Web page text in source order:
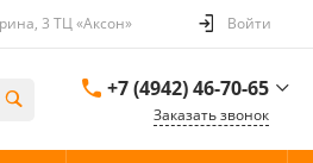
3 ТЦ «Аксон» Войти
+7 (4942) 46-70-65
Заказать звонок